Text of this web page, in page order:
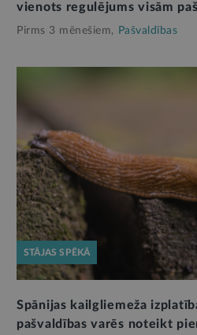
vienots regulējums visām
Pirms 3 mēnešiem, Pašvaldības
STĀJAS SPĒKĀ
Spānijas kailgliemeža
pašvaldības varēs noteikt